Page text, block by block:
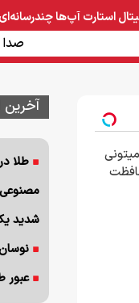
صنایع غذایی و دارویی
استارت آپ‌هاچندرسانه‌ای
صدا
آخرین
طلا
شدید
نوسان
عبور طلای ۱۸ عیار